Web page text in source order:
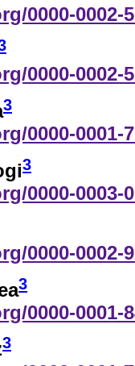
0000-0002-
0000-0002-
3
0000-0001-
3
0000-0003-
0000-0002-
3
0000-0001-
3